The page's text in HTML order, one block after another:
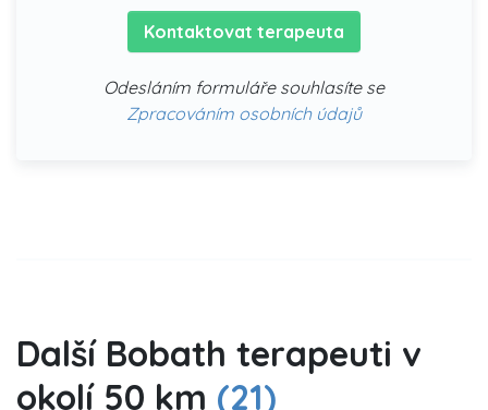
Kontaktovat terapeuta
Odesláním formuláře souhlasíte se
Zpracováním osobních údajů
Další Bobath terapeuti v
okolí 50 km (21)